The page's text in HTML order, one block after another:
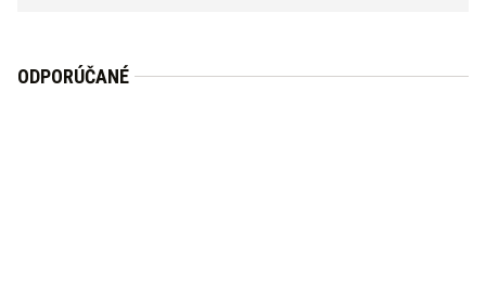
ODPORÚČANÉ